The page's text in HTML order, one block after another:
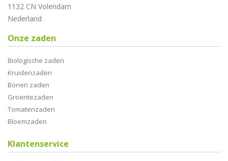
1132 CN Volendam
Nederland
Onze zaden
Biologische zaden
Kruidenzaden
Bonen zaden
Groentezaden
Tomatenzaden
Bloemzaden
Klantenservice